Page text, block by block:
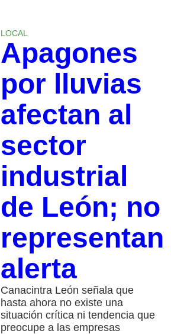
LOCAL
Apagones
por lluvias
afectan al
sector
industrial
de León; no
representan
alerta
Canacintra León señala que
hasta ahora no existe una
situación crítica ni tendencia que
preocupe a las empresas